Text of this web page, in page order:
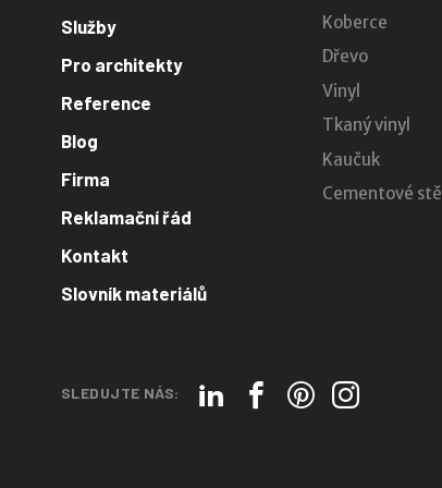
Služby
Pro architekty
Reference
Blog
Firma
Reklamační řád
Kontakt
Slovník materiálů
Koberce
Dřevo
Vinyl
Tkaný vinyl
Kaučuk
Cementové
SLEDUJTE NÁS: